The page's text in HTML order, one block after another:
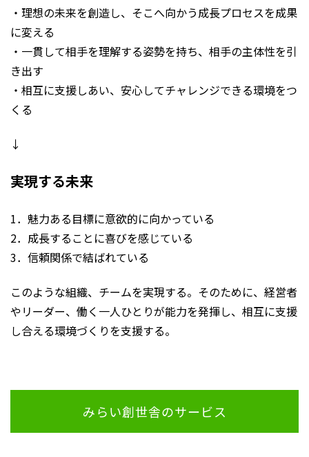
・理想の未来を創造し、そこへ向かう成長プロセスを成果
に変える
・一貫して相手を理解する姿勢を持ち、相手の主体性を引
き出す
・相互に支援しあい、安心してチャレンジできる環境をつ
くる
↓
実現する未来
1．魅力ある目標に意欲的に向かっている
2．成長することに喜びを感じている
3．信頼関係で結ばれている
このような組織、チームを実現する。そのために、経営者
やリーダー、働く一人ひとりが能力を発揮し、相互に支援
し合える環境づくりを支援する。
みらい創世舎のサービス